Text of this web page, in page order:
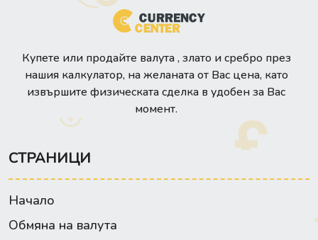
Купете или продайте валута , злато и сребро през
нашия калкулатор, на желаната от Вас цена, като
извършите физическата сделка в удобен за Вас
момент.
СТРАНИЦИ
Начало
Обмяна на валута